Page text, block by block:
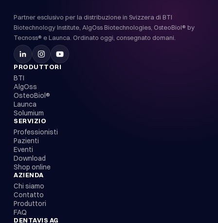
Partner esclusivo per la distribuzione in Svizzera di BTI
Biotechnology Institute, AlgOss Biotechnologies, OsteoBiol® by
Tecnoss® e Launca. Ordinato oggi, consegnato domani.
PRODUTTORI
BTI
AlgOss
OsteoBiol®
Launca
Solumium
SERVIZIO
Professionisti
Pazienti
Eventi
Download
Shop online
AZIENDA
Chi siamo
Contatto
Produttori
FAQ
DENTAVIS AG